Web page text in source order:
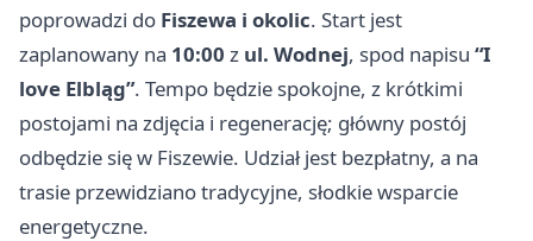
poprowadzi do Fiszewa i okolic. Start jest
zaplanowany na 10:00 z ul. Wodnej, spod napisu “I
love Elbląg”. Tempo będzie spokojne, z krótkimi
postojami na zdjęcia i regenerację; główny postój
odbędzie się w Fiszewie. Udział jest bezpłatny, a na
trasie przewidziano tradycyjne, słodkie wsparcie
energetyczne.